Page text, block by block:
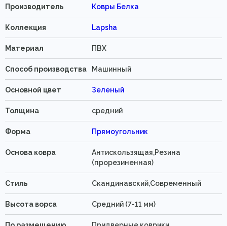
Производитель Ковры Белка
Коллекция Lapsha
Материал ПВХ
Способ производства Машинный
Основной цвет Зеленый
Толщина средний
Форма Прямоугольник
Основа ковра
Антискользящая,Резина
(прорезиненная)
Стиль Скандинавский,Современный
Высота ворса Средний (7-11 мм)